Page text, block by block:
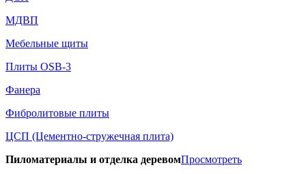
МДВП
Мебельные щиты
Плиты OSB-3
Фанера
Фибролитовые плиты
ЦСП (Цементно-стружечная плита)
Пиломатериалы и отделка деревомПросмотреть